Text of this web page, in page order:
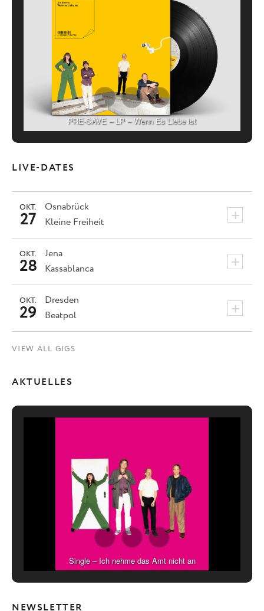
PRE-SAVE – LP – Wenn Es Liebe ist
LIVE-DATES
Osnabrück +
OKT.
27 Kleine Freiheit
Jena +
OKT.
28 Kassablanca
Dresden +
OKT.
29 Beatpol
VIEW ALL GIGS
AKTUELLES
Single – Ich nehme das Amt nicht an
NEWSLETTER